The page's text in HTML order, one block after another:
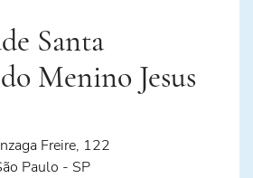
Santa
Menino Jesus
Freire, 122
Paulo - SP